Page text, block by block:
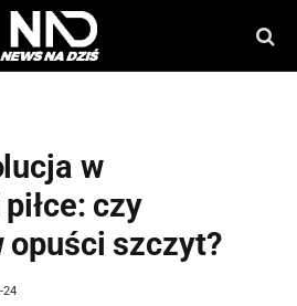
w
czy
opuści szczyt?
24